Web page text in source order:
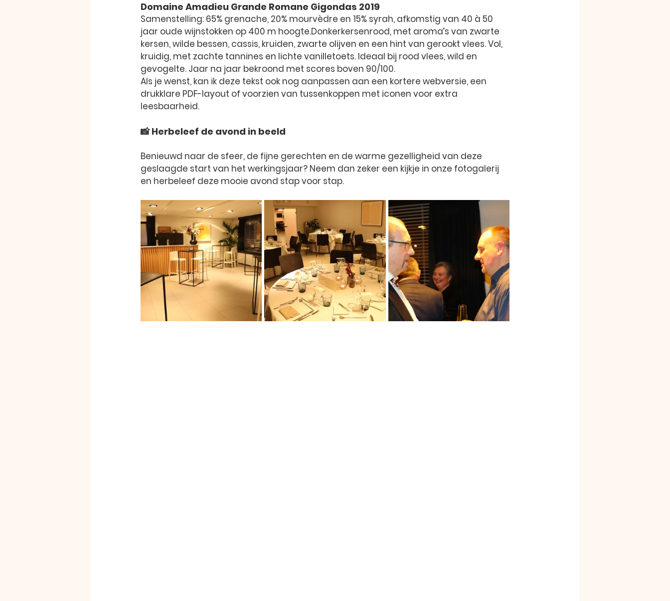
Domaine Amadieu Grande Romane Gigondas 2019
Samenstelling: 65% grenache, 20% mourvèdre en 15% syrah, afkomstig van 40 à 50
jaar oude wijnstokken op 400 m hoogte.Donkerkersenrood, met aroma’s van zwarte
kersen, wilde bessen, cassis, kruiden, zwarte olijven en een hint van gerookt vlees. Vol,
kruidig, met zachte tannines en lichte vanilletoets. Ideaal bij rood vlees, wild en
gevogelte. Jaar na jaar bekroond met scores boven 90/100.
Als je wenst, kan ik deze tekst ook nog aanpassen aan een kortere webversie, een
drukklare PDF-layout of voorzien van tussenkoppen met iconen voor extra
leesbaarheid.
📸 Herbeleef de avond in beeld
Benieuwd naar de sfeer, de fijne gerechten en de warme gezelligheid van deze
geslaagde start van het werkingsjaar? Neem dan zeker een kijkje in onze fotogalerij
en herbeleef deze mooie avond stap voor stap.